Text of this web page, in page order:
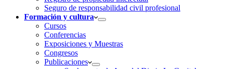
Seguro de responsabilidad civil profesional
Formación y cultura
Cursos
Conferencias
Exposiciones y Muestras
Congresos
Publicaciones